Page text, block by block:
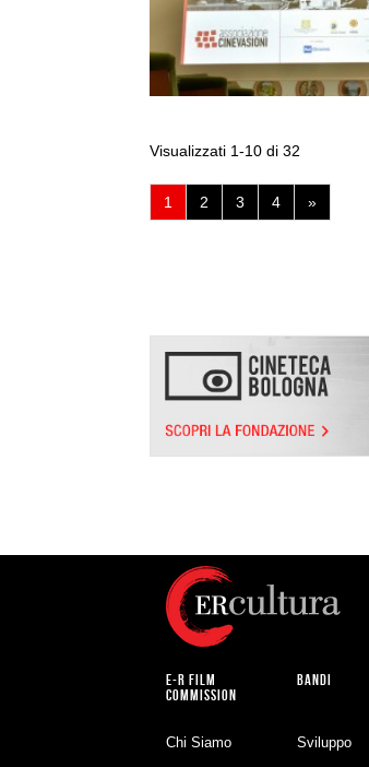
Visualizzati 1-10 di 32
1
(pagina
corrente)
2 3 4 »
E-R FILM
COMMISSION
Chi Siamo
BANDI
Sviluppo